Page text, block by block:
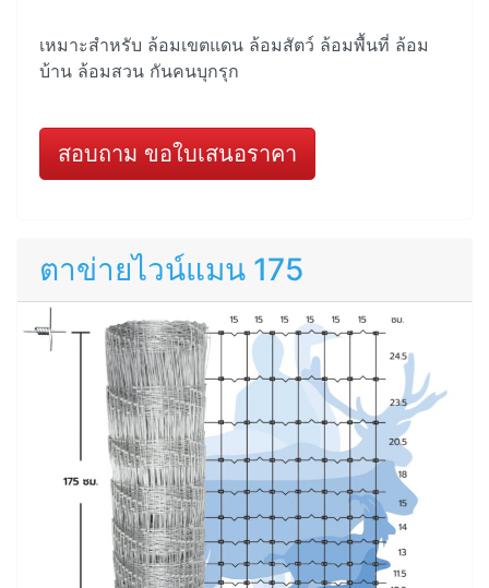
เหมาะสำหรับ ล้อมเขตแดน ล้อมสัตว์ ล้อมพื้นที่ ล้อม
บ้าน ล้อมสวน กันคนบุกรุก
สอบถาม ขอใบเสนอราคา
ตาข่ายไวน์แมน 175